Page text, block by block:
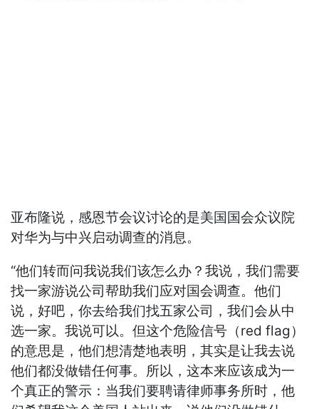
亚布隆说，感恩节会议讨论的是美国国会众议院
对华为与中兴启动调查的消息。
“他们转而问我说我们该怎么办？我说，我们需要
找一家游说公司帮助我们应对国会调查。他们
说，好吧，你去给我们找五家公司，我们会从中
选一家。我说可以。但这个危险信号（red flag）
的意思是，他们想清楚地表明，其实是让我去说
他们都没做错任何事。所以，这本来应该成为一
个真正的警示：当我们要聘请律师事务所时，他